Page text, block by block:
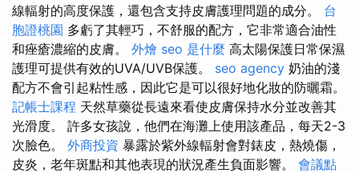
線輻射的高度保護，還包含支持皮膚護理問題的成分。 台
胞證桃園 多虧了其輕巧，不舒服的配方，它非常適合油性
和痤瘡濃縮的皮膚。 外燴 seo 是什麼 高太陽保護日常保濕
護理可提供有效的UVA/UVB保護。 seo agency 奶油的淺
配方不會引起粘性感，因此它是可以很好地化妝的防曬霜。
記帳士課程 天然草藥從長遠來看使皮膚保持水分並改善其
光滑度。 許多女孩說，他們在海灘上使用該產品，每天2-3
次臉色。 外商投資 暴露於紫外線輻射會對錶皮，熱燒傷，
皮炎，老年斑點和其他表現的狀況產生負面影響。 會議點